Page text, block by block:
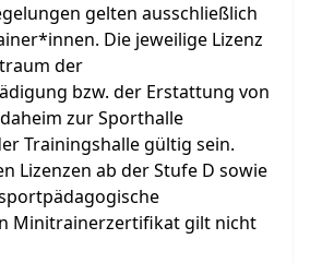
gelten ausschließlich
Die jeweilige Lizenz
der
bzw. der Erstattung von
zur Sporthalle
Trainingshalle gültig sein.
Lizenzen ab der Stufe D sowie
Minitrainerzertifikat gilt nicht